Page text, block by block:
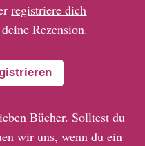
registriere dich
Rezension.
Bücher. Solltest du
wir uns, wenn du ein